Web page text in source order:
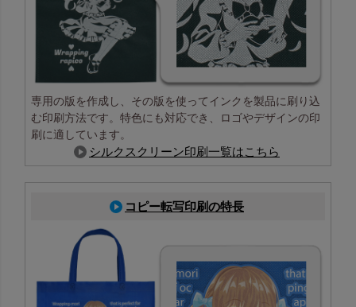
専用の版を作成し、その版を使ってインクを製品に刷り込
む印刷方法です。特色にも対応でき、ロゴやデザインの印
刷に適しています。
シルクスクリーン印刷一覧はこちら
コピー転写印刷の特長